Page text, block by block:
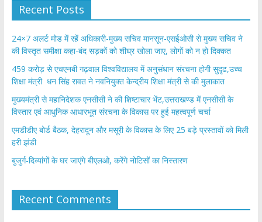
Recent Posts
24×7 अलर्ट मोड में रहें अधिकारी-मुख्य सचिव मानसून-एसईओसी से मुख्य सचिव ने
की विस्तृत समीक्षा कहा-बंद सड़कों को शीघ्र खोला जाए, लोगों को न हो दिक्कत
459 करोड़ से एचएनबी गढ़वाल विश्वविद्यालय में अनुसंधान संरचना होगी सुदृढ,उच्च
शिक्षा मंत्री धन सिंह रावत ने नवनियुक्त केन्द्रीय शिक्षा मंत्री से की मुलाकात
मुख्यमंत्री से महानिदेशक एनसीसी ने की शिष्टाचार भेंट,उत्तराखण्ड में एनसीसी के
विस्तार एवं आधुनिक आधारभूत संरचना के विकास पर हुई महत्वपूर्ण चर्चा
एमडीडीए बोर्ड बैठक, देहरादून और मसूरी के विकास के लिए 25 बड़े प्रस्तावों को मिली
हरी झंडी
बुजुर्ग-दिव्यांगों के घर जाएंगे बीएलओ, करेंगे नोटिसों का निस्तारण
Recent Comments